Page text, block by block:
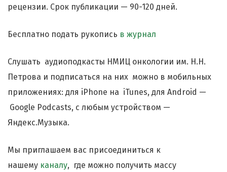
рецензии. Срок публикации — 90-120 дней.
Бесплатно подать рукопись в журнал
Слушать аудиоподкасты НМИЦ онкологии им. Н.Н.
Петрова и подписаться на них можно в мобильных
приложениях: для iPhone на iTunes, для Android —
Google Podcasts, с любым устройством —
Яндекс.Музыка.
Мы приглашаем вас присоединиться к
нашему каналу, где можно получить массу